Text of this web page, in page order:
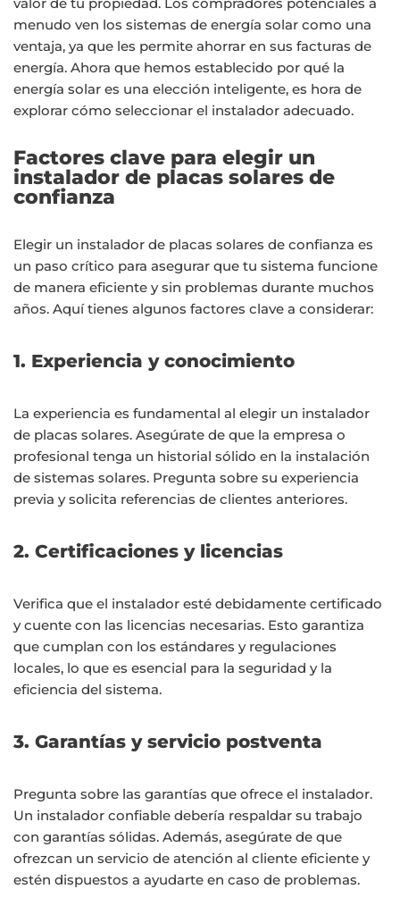
menudo ven los sistemas de energía solar como una
ventaja, ya que les permite ahorrar en sus facturas de
energía. Ahora que hemos establecido por qué la
energía solar es una elección inteligente, es hora de
explorar cómo seleccionar el instalador adecuado.
Factores clave para elegir un
instalador de placas solares de
confianza
Elegir un instalador de placas solares de confianza es
un paso crítico para asegurar que tu sistema funcione
de manera eficiente y sin problemas durante muchos
años. Aquí tienes algunos factores clave a considerar:
1. Experiencia y conocimiento
La experiencia es fundamental al elegir un instalador
de placas solares. Asegúrate de que la empresa o
profesional tenga un historial sólido en la instalación
de sistemas solares. Pregunta sobre su experiencia
previa y solicita referencias de clientes anteriores.
2. Certificaciones y licencias
Verifica que el instalador esté debidamente certificado
y cuente con las licencias necesarias. Esto garantiza
que cumplan con los estándares y regulaciones
locales, lo que es esencial para la seguridad y la
eficiencia del sistema.
3. Garantías y servicio postventa
Pregunta sobre las garantías que ofrece el instalador.
Un instalador confiable debería respaldar su trabajo
con garantías sólidas. Además, asegúrate de que
ofrezcan un servicio de atención al cliente eficiente y
estén dispuestos a ayudarte en caso de problemas.